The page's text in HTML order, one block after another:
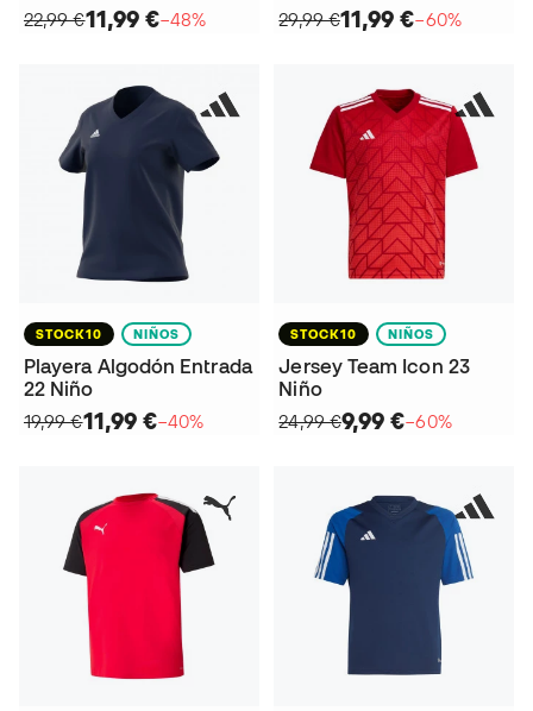
22,99 €11,99 €−48%
29,99 €11,99 €−60%
STOCK10 NIÑOS
Playera Algodón Entrada
22 Niño
19,99 €11,99 €−40%
STOCK10 NIÑOS
Jersey Team Icon 23
Niño
24,99 €9,99 €−60%